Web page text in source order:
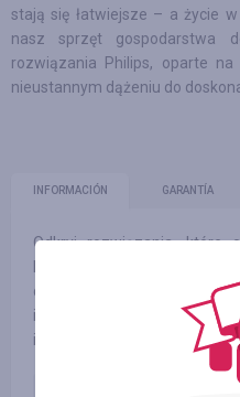
stają się łatwiejsze – a życie
nasz sprzęt gospodarstwa
rozwiązania Philips, oparte na
nieustannym dążeniu do
INFORMACIÓN GARANTÍA
Odkryj rozwiązania, które
Nasze urządzenia
doskonałości i ponad
innowacji. Nasze
i naszej planecie.